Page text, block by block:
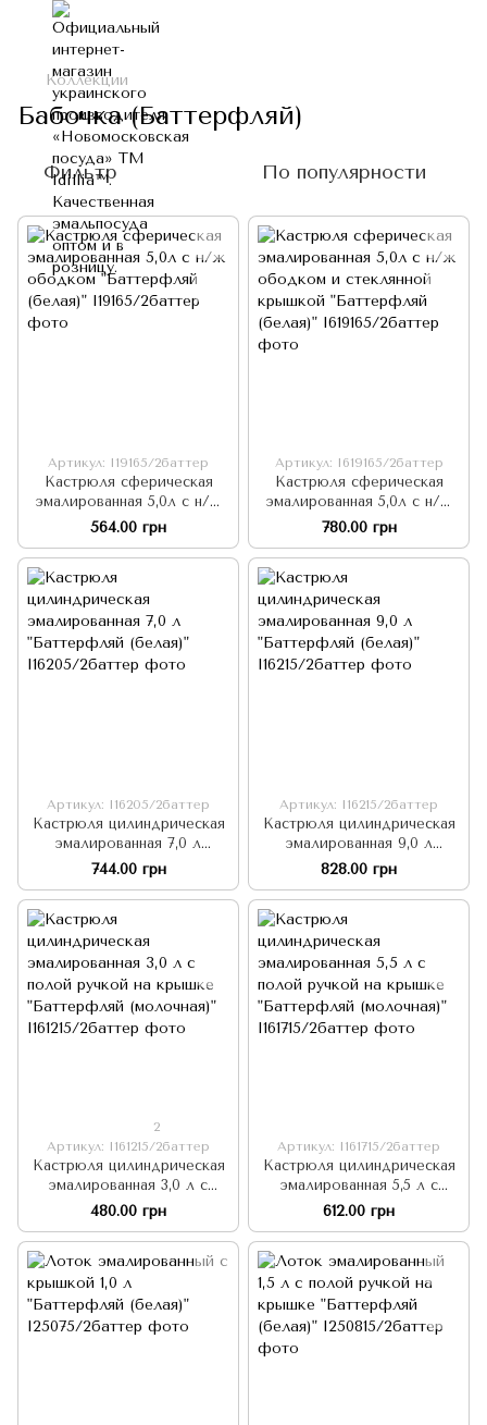
Коллекции
Бабочка (Баттерфляй)
Фильтр По популярности
Артикул: I19165/2баттер
Кастрюля сферическая
эмалированная 5,0л с н/ж
ободком "Баттерфляй
(белая)"
564.00 грн
Артикул: I619165/2баттер
Кастрюля сферическая
эмалированная 5,0л с н/ж
ободком и стеклянной
крышкой "Баттерфляй
(белая)"
780.00 грн
Артикул: I16205/2баттер
Кастрюля цилиндрическая
эмалированная 7,0 л
"Баттерфляй (белая)"
744.00 грн
Артикул: I16215/2баттер
Кастрюля цилиндрическая
эмалированная 9,0 л
"Баттерфляй (белая)"
828.00 грн
2
Артикул: I161215/2баттер
Кастрюля цилиндрическая
эмалированная 3,0 л с
полой ручкой на крышке
"Баттерфляй (молочная)"
480.00 грн
Артикул: I161715/2баттер
Кастрюля цилиндрическая
эмалированная 5,5 л с
полой ручкой на крышке
"Баттерфляй (молочная)"
612.00 грн